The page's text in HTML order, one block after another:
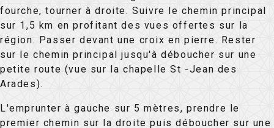
fourche, tourner à droite. Suivre le chemin principal
sur 1,5 km en profitant des vues offertes sur la
région. Passer devant une croix en pierre. Rester
sur le chemin principal jusqu'à déboucher sur une
petite route (vue sur la chapelle St -Jean des
Arades).
L'emprunter à gauche sur 5 mètres, prendre le
premier chemin sur la droite puis déboucher sur une